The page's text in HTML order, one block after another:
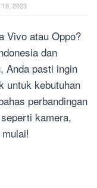
2023
Vivo atau Oppo?
dan
Anda pasti ingin
untuk kebutuhan
perbandingan
kamera,